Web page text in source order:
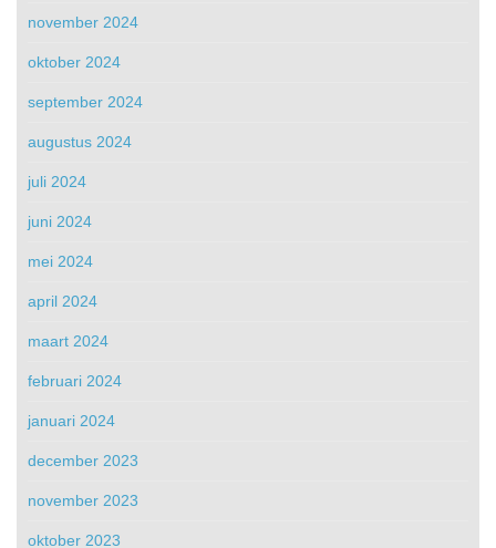
november 2024
oktober 2024
september 2024
augustus 2024
juli 2024
juni 2024
mei 2024
april 2024
maart 2024
februari 2024
januari 2024
december 2023
november 2023
oktober 2023